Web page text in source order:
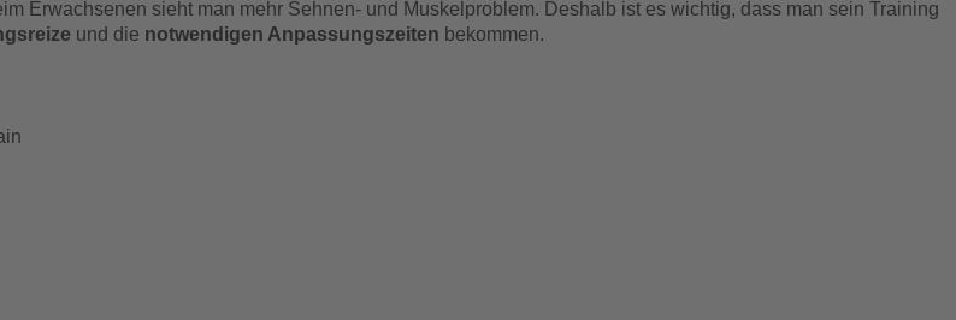
Erwachsenen sieht man mehr Sehnen- und Muskelproblem. Deshalb ist es wichtig, dass man sein Training
und die notwendigen Anpassungszeiten bekommen.